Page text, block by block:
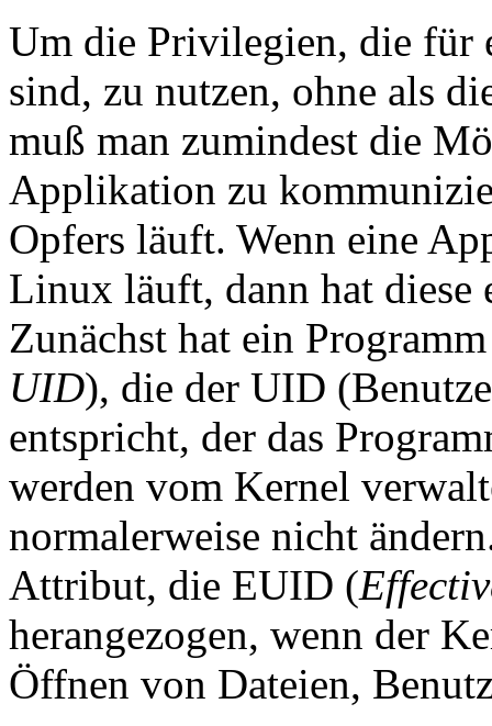
Um die Privilegien, die für
sind, zu nutzen, ohne als
muß man zumindest die
Applikation zu
Opfers läuft. Wenn eine
Linux läuft, dann hat
Zunächst hat ein
UID), die der UID
entspricht, der das
werden vom Kernel
normalerweise nicht
Attribut, die EUID (
herangezogen, wenn der
Öffnen von Dateien,